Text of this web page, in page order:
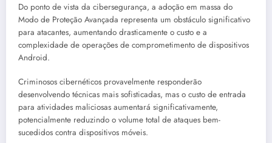
Do ponto de vista da cibersegurança, a adoção em massa do
Modo de Proteção Avançada representa um obstáculo significativo
para atacantes, aumentando drasticamente o custo e a
complexidade de operações de comprometimento de dispositivos
Android.
Criminosos cibernéticos provavelmente responderão
desenvolvendo técnicas mais sofisticadas, mas o custo de entrada
para atividades maliciosas aumentará significativamente,
potencialmente reduzindo o volume total de ataques bem-
sucedidos contra dispositivos móveis.